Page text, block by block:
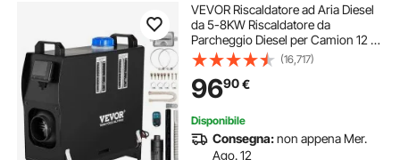
VEVOR Riscaldatore ad Aria Diesel
da 5-8KW Riscaldatore da
Parcheggio Diesel per Camion 12 V
con Interruttore LCD Riscaldamento
Rapido per Camper, Camion,
Barca, Autobus, Roulotte
(16,717)
9690€
Disponibile
Consegna:non appena Mer.
Ago. 12